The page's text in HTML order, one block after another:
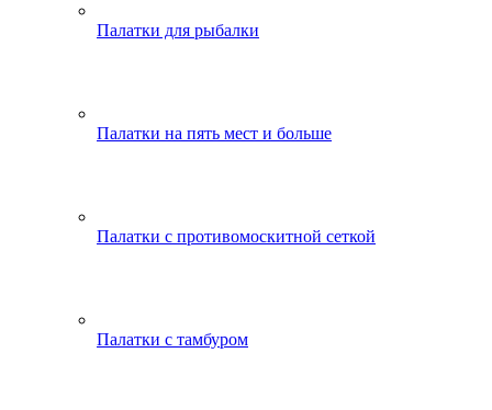
Палатки для рыбалки
Палатки на пять мест и больше
Палатки с противомоскитной сеткой
Палатки с тамбуром